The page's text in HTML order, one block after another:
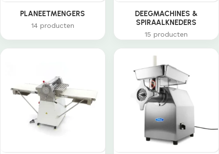
PLANEETMENGERS
14 producten
DEEGMACHINES &
SPIRAALKNEDERS
15 producten